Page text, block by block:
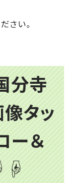
さい。
分寺
タッ
ー＆